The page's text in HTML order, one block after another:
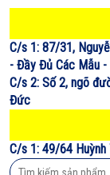
C/s 1: 87/31,
- Đầy Đủ Các Mẫu
C/s 2: Số 2, ngõ
Đức
C/s 1: 49/64 Huỳnh